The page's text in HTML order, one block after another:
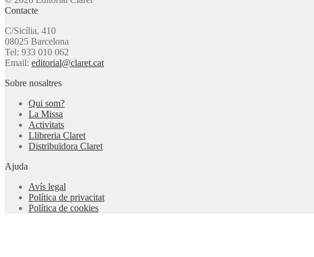
Contacte
C/Sicília, 410
08025 Barcelona
Tel: 933 010 062
Email: editorial@claret.cat
Sobre nosaltres
Qui som?
La Missa
Activitats
Llibreria Claret
Distribuïdora Claret
Ajuda
Avís legal
Política de privacitat
Política de cookies